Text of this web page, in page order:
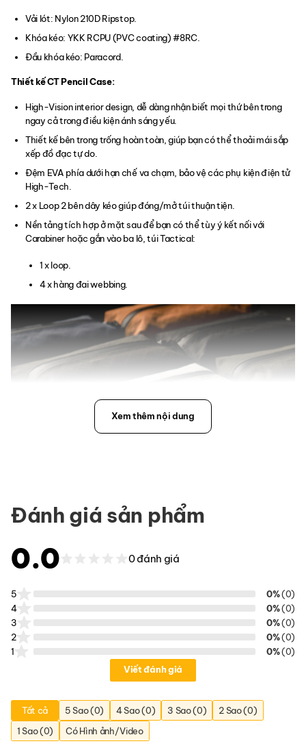
Vải lót: Nylon 210D Ripstop.
Khóa kéo: YKK RCPU (PVC coating) #8RC.
Đầu khóa kéo: Paracord.
Thiết kế CT Pencil Case:
High-Vision interior design, dễ dàng nhận biết mọi thứ bên trong
ngay cả trong điều kiện ánh sáng yếu.
Thiết kế bên trong trống hoàn toàn, giúp bạn có thể thoải mái sắp
xếp đồ đạc tự do.
Đệm EVA phía dưới hạn chế va chạm, bảo vệ các phụ kiện điện tử
High-Tech.
2 x Loop 2 bên dây kéo giúp đóng/mở túi thuận tiện.
Nền tảng tích hợp ở mặt sau để bạn có thể tùy ý kết nối với
Carabiner hoặc gắn vào ba lô, túi Tactical:
1 x loop.
4 x hàng đai webbing.
Xem thêm nội dung
Đánh giá sản phẩm
0.0 0 đánh giá
5 0%(0)
4
0%(0)
3
0%(0)
2
0%(0)
1
0%(0)
Viết đánh giá
Tất cả 5 Sao (0) 4 Sao (0) 3 Sao (0)
2 Sao (0)
1 Sao (0)
Có Hình ảnh/Video